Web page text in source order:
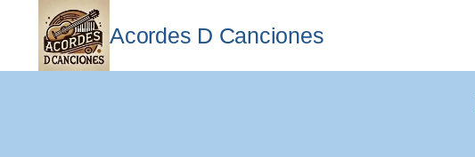
contenido
Acordes D Canciones